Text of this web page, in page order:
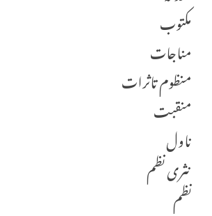
مکتوب
مناجات
منظوم تاثرات
منقبت
ناول
نثری نظم
نظم